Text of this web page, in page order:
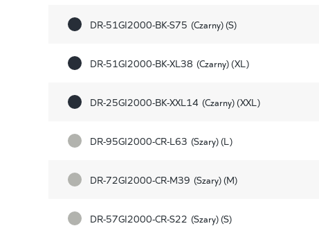
DR-51GI2000-BK-S75 (Czarny) (S)
DR-51GI2000-BK-XL38 (Czarny) (XL)
DR-25GI2000-BK-XXL14 (Czarny) (XXL)
DR-95GI2000-CR-L63 (Szary) (L)
DR-72GI2000-CR-M39 (Szary) (M)
DR-57GI2000-CR-S22 (Szary) (S)